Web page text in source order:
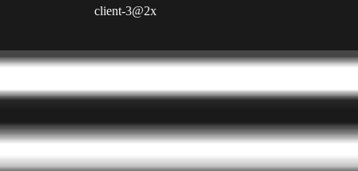
client-3@2x